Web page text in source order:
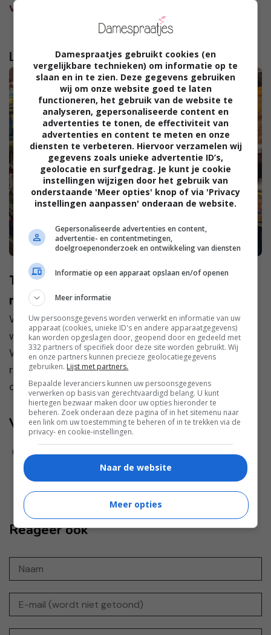
voorkomen?
Lees verder...
Tips voor als je geen wasverzachter
meer wilt gebruiken
Wasverzachter. Ik ben er dol op! Mijn wasgoed
wordt er lekker zacht van en gaat heerlijk ruiken.
Wel varieer ik de soorten wasverzachters
regelmatig, zodat je het geurtje dat je gebruikt
ook steeds we...
Volg jij ons al?
Reageer ook
Damespraatjes gebruikt cookies (en
vergelijkbare technieken) om informatie op te
slaan en in te zien. Deze gegevens gebruiken
wij om onze website goed te laten
functioneren, het gebruik van de website te
analyseren, gepersonaliseerde content en
advertenties te tonen, de effectiviteit van
advertenties en content te meten en onze
diensten te verbeteren. Hiervoor verzamelen wij
gegevens zoals unieke advertentie ID’s,
geolocatie en surfgedrag. Je kunt je cookie
instellingen wijzigen door het gebruik van
onderstaande 'Meer opties' knop of via 'Privacy
instellingen aanpassen' onderaan de website.
Gepersonaliseerde advertenties en content,
advertentie- en contentmetingen,
doelgroepenonderzoek en ontwikkeling van diensten
Informatie op een apparaat opslaan en/of openen
Meer informatie
Uw persoonsgegevens worden verwerkt en informatie van uw
apparaat (cookies, unieke ID's en andere apparaatgegevens)
kan worden opgeslagen door, geopend door en gedeeld met
332 partners of specifiek door deze site worden gebruikt. Wij
en onze partners kunnen precieze geolocatiegegevens
gebruiken. Lijst met partners.
Bepaalde leveranciers kunnen uw persoonsgegevens
verwerken op basis van gerechtvaardigd belang. U kunt
hiertegen bezwaar maken door uw opties hieronder te
beheren. Zoek onderaan deze pagina of in het sitemenu naar
een link om uw toestemming te beheren of in te trekken via de
privacy- en cookie-instellingen.
Naar de website
Meer opties